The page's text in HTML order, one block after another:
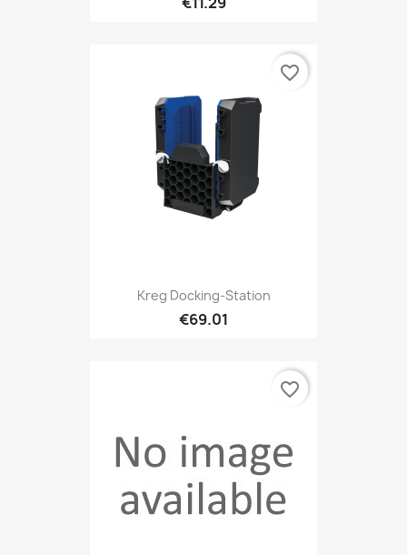
Kreg Docking-Station
€69.01
favorite_border
favorite_border